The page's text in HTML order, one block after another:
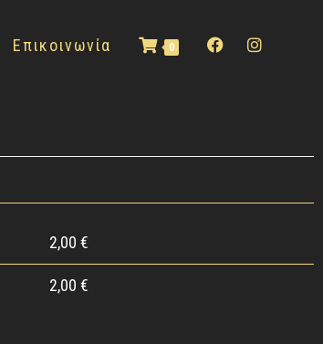
Επικοινωνία 0
2,00 €
2,00 €